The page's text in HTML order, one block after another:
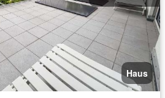
Haus